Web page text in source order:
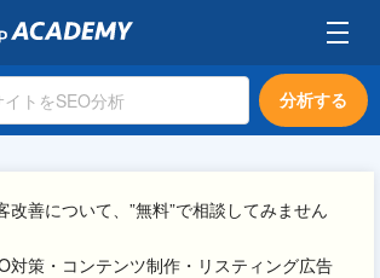
分析する
改善について、”無料”で相談してみません
対策・コンテンツ制作・リスティング広告